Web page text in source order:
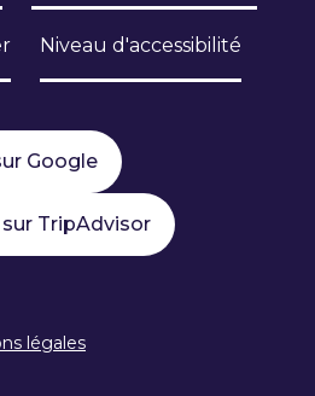
Niveau d'accessibilité
Google
TripAdvisor
légales